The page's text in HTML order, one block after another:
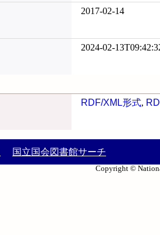
2017-02-14
2024-02-
RDF/XML形式,
国立国会図書館サーチ
Copyright ©